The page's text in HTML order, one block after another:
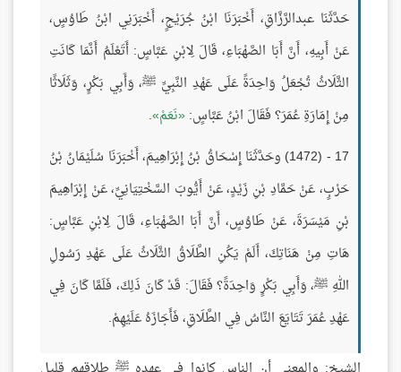
حَدَّثَنَا عبدالرَّزَّاقِ، أَخْبَرَنَا ابْنُ جُرَيْجٍ، أَخْبَرَنِي ابْنُ طَاوُسٍ،
عَنْ أَبِيهِ، أَنَّ أَبَا الصَّهْبَاءِ، قَالَ لِابْنِ عَبَّاسٍ: أَتَعْلَمُ أَنَّمَا كَانَتِ
الثَّلَاثُ تُجْعَلُ وَاحِدَةً عَلَى عَهْدِ النَّبِيِّ ﷺ، وَأَبِي بَكْرٍ، وَثَلَاثًا
مِنْ إِمَارَةِ عُمَرَ؟ فَقَالَ ابْنُ عَبَّاسٍ: نَعَمْ .
17 - (1472) وحَدَّثَنَا إِسْحَاقُ بْنُ إِبْرَاهِيمَ، أَخْبَرَنَا سُلَيْمَانُ بْنُ
حَرْبٍ، عَنْ حَمَّادِ بْنِ زَيْدٍ، عَنْ أَيُّوبَ السَّخْتِيَانِيِّ، عَنْ إِبْرَاهِيمَ
بْنِ مَيْسَرَةَ، عَنْ طَاوُسٍ، أَنَّ أَبَا الصَّهْبَاءِ، قَالَ لِابْنِ عَبَّاسٍ:
هَاتِ مِنْ هَنَاتِكَ، أَلَمْ يَكُنِ الطَّلَاقُ الثَّلَاثُ عَلَى عَهْدِ رَسُولِ
اللهِ ﷺ، وَأَبِي بَكْرٍ وَاحِدَةً؟ فَقَالَ: قَدْ كَانَ ذَلِكَ، فَلَمَّا كَانَ فِي
عَهْدِ عُمَرَ تَتَايَعَ النَّاسُ فِي الطَّلَاقِ، فَأَجَازَهُ عَلَيْهِمْ.